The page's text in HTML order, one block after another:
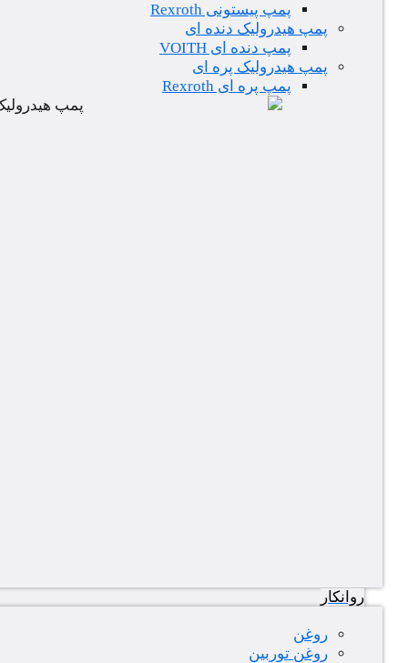
پمپ پیستونی Rexroth
پمپ هیدرولیک دنده ای
پمپ دنده ای VOITH
پمپ هیدرولیک پره ای
پمپ پره ای Rexroth
روانکار
روغن
روغن توربین